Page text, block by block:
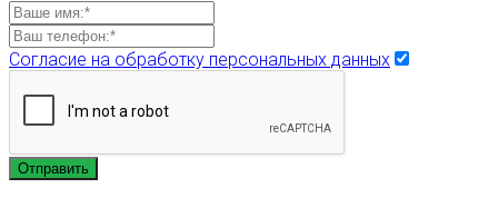
Согласие на обработку персональных данных
Отправить